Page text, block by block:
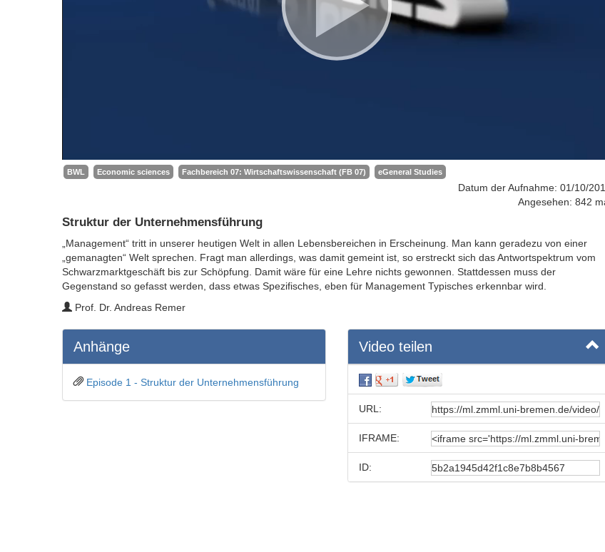
BWL Economic sciences Fachbereich 07: Wirtschaftswissenschaft (FB 07) eGeneral Studies
Datum der Aufnahme: 01/10/
Angesehen: 842
Struktur der Unternehmensführung
„Management“ tritt in unserer heutigen Welt in allen Lebensbereichen in Erscheinung. Man kann geradezu von einer
„gemanagten“ Welt sprechen. Fragt man allerdings, was damit gemeint ist, so erstreckt sich das Antwortspektrum vom
Schwarzmarktgeschäft bis zur Schöpfung. Damit wäre für eine Lehre nichts gewonnen. Stattdessen muss der
Gegenstand so gefasst werden, dass etwas Spezifisches, eben für Management Typisches erkennbar wird.
Prof. Dr. Andreas Remer
Anhänge
Episode 1 - Struktur der Unternehmensführung
Video teilen
URL:
IFRAME:
ID: